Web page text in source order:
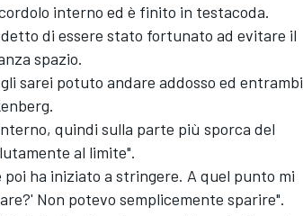
interno ed è finito in testacoda.
di essere stato fortunato ad evitare il
spazio.
sarei potuto andare addosso ed entrambi
quindi sulla parte più sporca del
al limite".
ha iniziato a stringere. A quel punto mi
Non potevo semplicemente sparire".